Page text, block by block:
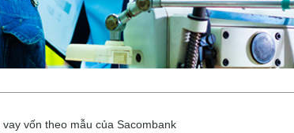
vốn theo mẫu của Sacombank